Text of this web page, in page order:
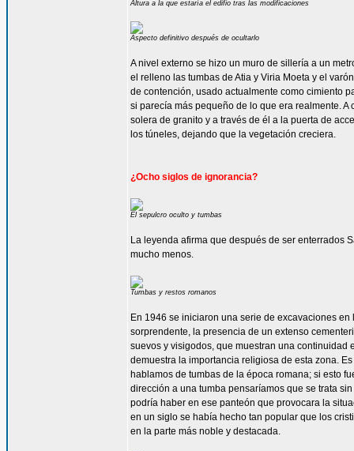
Altura a la que estaría el edifio tras las modificaciones
Aspecto definitivo después de ocultarlo
A nivel externo se hizo un muro de sillería a un
el relleno las tumbas de Atia y Viria Moeta y el
de contención, usado actualmente como cimiento
si parecía más pequeño de lo que era realmente.
solera de granito y a través de él a la puerta de
los túneles, dejando que la vegetación creciera.
¿Ocho siglos de ignorancia?
El sepulcro oculto y tumbas
La leyenda afirma que después de ser enterrados
mucho menos.
Tumbas y restos romanos
En 1946 se iniciaron una serie de excavaciones
sorprendente, la presencia de un extenso
suevos y visigodos, que muestran una continuidad
demuestra la importancia religiosa de esta zona.
hablamos de tumbas de la época romana; si esto
dirección a una tumba pensaríamos que se trata
podría haber en ese panteón que provocara la
en un siglo se había hecho tan popular que los
en la parte más noble y destacada.